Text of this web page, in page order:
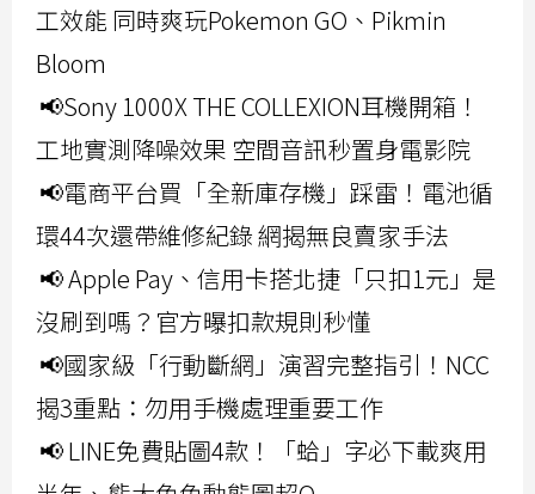
工效能 同時爽玩Pokemon GO、Pikmin
Bloom
📢Sony 1000X THE COLLEXION耳機開箱！
工地實測降噪效果 空間音訊秒置身電影院
📢電商平台買「全新庫存機」踩雷！電池循
環44次還帶維修紀錄 網揭無良賣家手法
📢 Apple Pay、信用卡搭北捷「只扣1元」是
沒刷到嗎？官方曝扣款規則秒懂
📢國家級「行動斷網」演習完整指引！NCC
揭3重點：勿用手機處理重要工作
📢 LINE免費貼圖4款！「蛤」字必下載爽用